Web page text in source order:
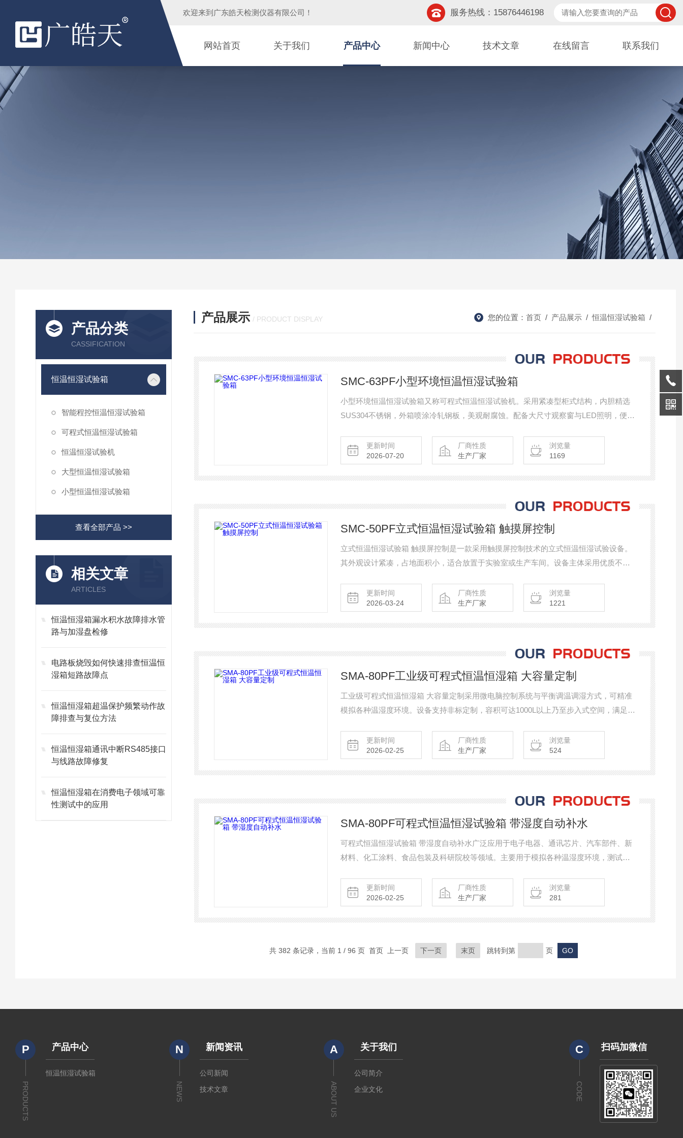
欢迎来到 广东皓天检测仪器有限公司 ！ 服务热线：15876446198
网站首页 关于我们 产品中心 新闻中心 技术文章 在线留言 联系我们
产品分类
CASSIFICATION
恒温恒湿试验箱
智能程控恒温恒湿试验箱
可程式恒温恒湿试验箱
恒温恒湿试验机
大型恒温恒湿试验箱
小型恒温恒湿试验箱
查看全部产品 >>
相关文章
ARTICLES
恒温恒湿箱漏水积水故障排水管
路与加湿盘检修
电路板烧毁如何快速排查恒温恒
湿箱短路故障点
恒温恒湿箱超温保护频繁动作故
障排查与复位方法
恒温恒湿箱通讯中断RS485接口
与线路故障修复
恒温恒湿箱在消费电子领域可靠
性测试中的应用
产品展示 / PRODUCT DISPLAY 您的位置： 首页 / 产品展示 /恒温恒湿试验箱 /
SMC-63PF小型环境恒温恒湿试验箱
小型环境恒温恒湿试验箱又称可程式恒温恒湿试验机。采用紧凑型柜式结构，内胆精选
SUS304不锈钢，外箱喷涂冷轧钢板，美观耐腐蚀。配备大尺寸观察窗与LED照明，便于
作直观便捷。箱体底部安装万向脚轮，移动固定灵活，适合放置于各类实验室或生产车
间有限空间内。
更新时间
2026-07-20
厂商性质
生产厂家
浏览量
1169
SMC-50PF立式恒温恒湿试验箱 触摸屏控制
立式恒温恒湿试验箱 触摸屏控制是一款采用触摸屏控制技术的立式恒温恒湿试验设备。
其外观设计紧凑，占地面积小，适合放置于实验室或生产车间。设备主体采用优质不锈
便于实时监控测试过程。独特的立式结构确保了气流循环的顺畅性与温湿度的均匀分
布。
更新时间
2026-03-24
厂商性质
生产厂家
浏览量
1221
SMA-80PF工业级可程式恒温恒湿箱 大容量定制
工业级可程式恒温恒湿箱 大容量定制采用微电脑控制系统与平衡调温调湿方式，可精准
模拟各种温湿度环境。设备支持非标定制，容积可达1000L以上乃至步入式空间，满足大
空航天、电子电器、新能源及材料科学等领域环境试验设备。
更新时间
2026-02-25
厂商性质
生产厂家
浏览量
524
SMA-80PF可程式恒温恒湿试验箱 带湿度自动补水
可程式恒温恒湿试验箱 带湿度自动补水广泛应用于电子电器、通讯芯片、汽车部件、新
材料、化工涂料、食品包装及科研院校等领域。主要用于模拟各种温湿度环境，测试产
行，可有效暴露产品潜在的缺陷，帮助提升产品质量。
更新时间
2026-02-25
厂商性质
生产厂家
浏览量
281
共 382 条记录，当前 1 / 96 页 首页 上一页 下一页 末页 跳转到第 页
P
PRODUCTS
产品中心
恒温恒湿试验箱
N
NEWS
新闻资讯
公司新闻
技术文章
A
ABOUT US
关于我们
公司简介
企业文化
C
CODE
扫码加微信